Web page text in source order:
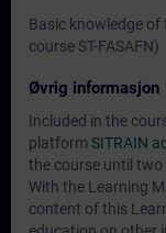
Basic knowledge
course ST-FASAFN)
Øvrig informasjon
Included in the
platform SITRAIN
the course until two
With the Learning
content of this